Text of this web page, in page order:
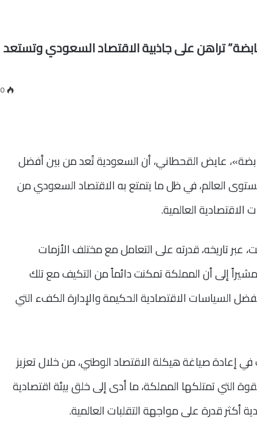
القابضة” تراهن على جاذبية الاقتصاد السعودي وتستعد
0
عايض القحطاني، أن السعودية تُعد من بين أفضل
العالم، في ظل ما يتمتع به الاقتصاد السعودي من
العالمية.
تاريخه، قدرته على التعامل مع مختلف الأزمات
إلى أن المملكة تمكنت دائماً من التكيف مع تلك
السياسات الاقتصادية الحكيمة والإدارة الكفء التي
السعودية 2030» أسهمت في إعادة صياغة هيكلة الاقتصاد الوطني، من خلال تعزيز
التي تمتلكها المملكة، ما أدى إلى خلق بيئة اقتصادية
قدرة على مواجهة التقلبات العالمية.